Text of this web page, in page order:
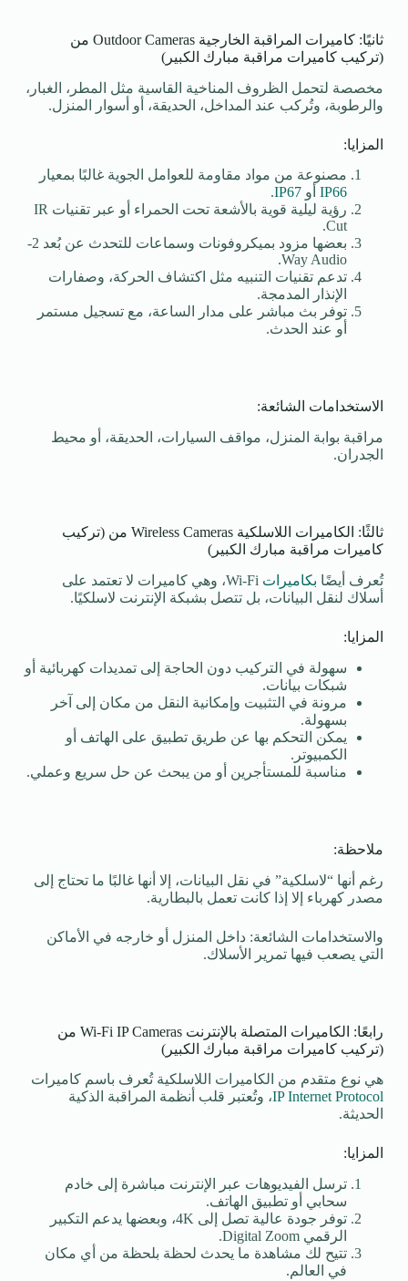
ثانيًا: كاميرات المراقبة الخارجية Outdoor Cameras من
(تركيب كاميرات مراقبة مبارك الكبير)
مخصصة لتحمل الظروف المناخية القاسية مثل المطر، الغبار،
والرطوبة، وتُركب عند المداخل، الحديقة، أو أسوار المنزل.
المزايا:
مصنوعة من مواد مقاومة للعوامل الجوية غالبًا بمعيار
IP66أو IP67
.
رؤية ليلية قوية بالأشعة تحت الحمراء أو عبر تقنيات IR
Cut.
بعضها مزود بميكروفونات وسماعات للتحدث عن بُعد 2-
Way Audio.
تدعم تقنيات التنبيه مثل اكتشاف الحركة، وصفارات
الإنذار المدمجة.
توفر بث مباشر على مدار الساعة، مع تسجيل مستمر
أو عند الحدث.
الاستخدامات الشائعة:
مراقبة بوابة المنزل، مواقف السيارات، الحديقة، أو محيط
الجدران.
ثالثًا: الكاميرات اللاسلكية Wireless Cameras من (تركيب
كاميرات مراقبة مبارك الكبير)
تُعرف أيضًا بكاميرات
Wi-Fi، وهي كاميرات لا تعتمد على
أسلاك لنقل البيانات، بل تتصل بشبكة الإنترنت لاسلكيًا.
المزايا:
سهولة في التركيب دون الحاجة إلى تمديدات كهربائية أو
شبكات بيانات.
مرونة في التثبيت وإمكانية النقل من مكان إلى آخر
بسهولة.
يمكن التحكم بها عن طريق تطبيق على الهاتف أو
الكمبيوتر.
مناسبة للمستأجرين أو من يبحث عن حل سريع وعملي.
ملاحظة:
رغم أنها “لاسلكية” في نقل البيانات، إلا أنها غالبًا ما تحتاج إلى
مصدر كهرباء إلا إذا كانت تعمل بالبطارية.
والاستخدامات الشائعة: داخل المنزل أو خارجه في الأماكن
التي يصعب فيها تمرير الأسلاك.
رابعًا: الكاميرات المتصلة بالإنترنت Wi-Fi IP Cameras من
(تركيب كاميرات مراقبة مبارك الكبير)
هي نوع متقدم من الكاميرات اللاسلكية تُعرف باسم كاميرات
IP Internet Protocol، وتُعتبر قلب أنظمة المراقبة الذكية
الحديثة.
المزايا:
ترسل الفيديوهات عبر الإنترنت مباشرة إلى خادم
سحابي أو تطبيق الهاتف.
توفر جودة عالية تصل إلى 4K، وبعضها يدعم التكبير
الرقمي Digital Zoom.
تتيح لك مشاهدة ما يحدث لحظة بلحظة من أي مكان
في العالم.